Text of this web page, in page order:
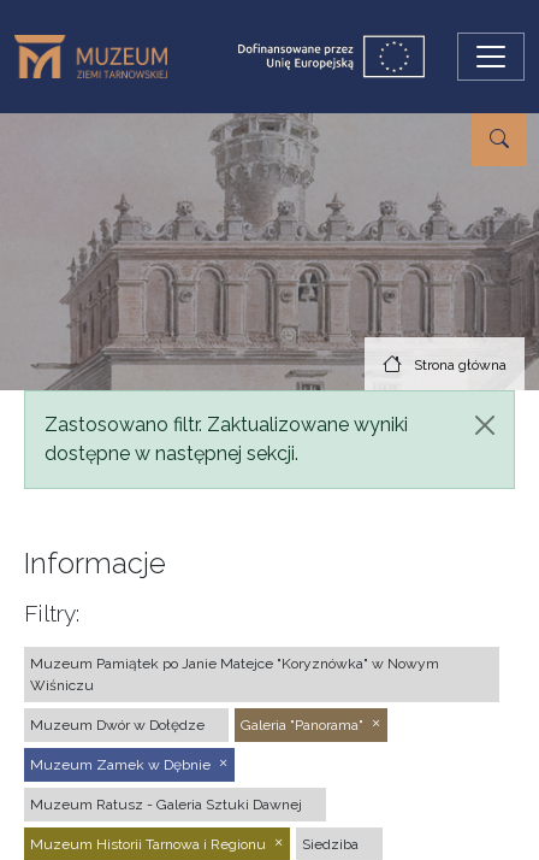
Strona główna
Komunikat
Zastosowano filtr. Zaktualizowane wyniki
dostępne w następnej sekcji.
Informacje
Filtry:
Muzeum Pamiątek po Janie Matejce "Koryznówka" w Nowym
Wiśniczu
Muzeum Dwór w Dołędze Galeria "Panorama"
Muzeum Zamek w Dębnie
Muzeum Ratusz - Galeria Sztuki Dawnej
Muzeum Historii Tarnowa i Regionu Siedziba